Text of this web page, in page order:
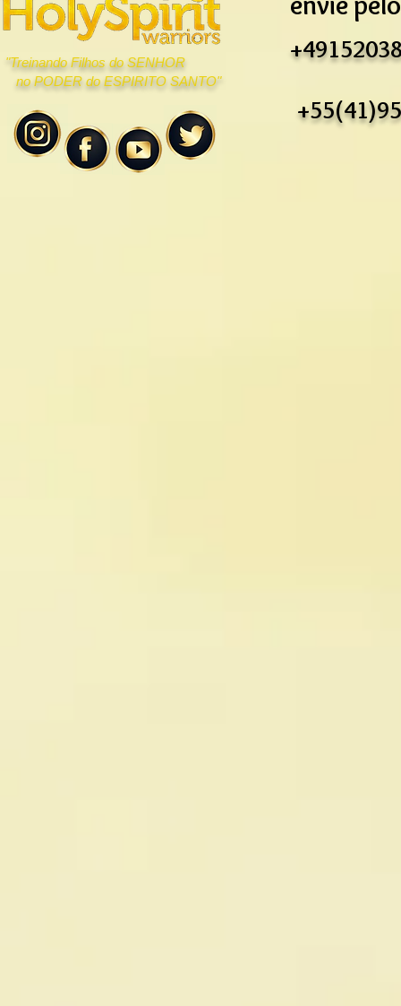
"Treinando Filhos do SENHOR
no PODER do ESPIRITO SANTO"